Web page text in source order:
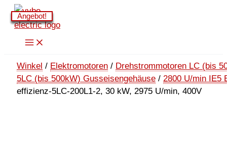
Zum
Inhalt
springen
Winkel / Elektromotoren / Drehstrommotoren LC (bis
5LC (bis 500kW) Gusseisengehäuse / 2800 U/min IE5
effizienz-5LC-200L1-2, 30 kW, 2975 U/min, 400V
Angebot!
Angebot!
Angebot!
Angebot!
Angebot!
Angebot!